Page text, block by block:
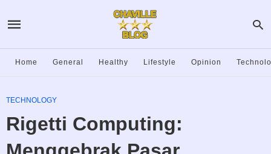
Home General Healthy Lifestyle Opinion
TECHNOLOGY
Rigetti Computing: